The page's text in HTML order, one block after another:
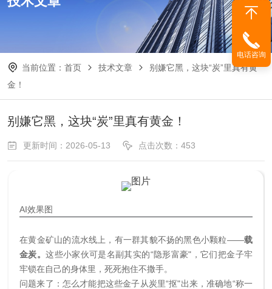
当前位置： 首页 技术文章
别嫌它黑，这块“炭”里真有黄
金！
别嫌它黑，这块“炭”里真有黄金！
更新时间：2026-05-13 点击次数：453
AI效果图
在黄金矿山的流水线上，有一群其貌不扬的黑色小颗粒——载
金炭。这些小家伙可是名副其实的“隐形富豪"，它们把金子牢
牢锁在自己的身体里，死死抱住不撒手。
问题来了：怎么才能把这些金子从炭里“抠"出来，准确地“称一
电话咨询